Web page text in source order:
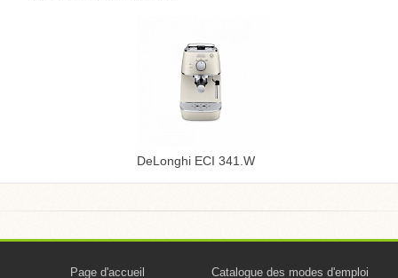
DeLonghi ECI 341.W
Page d'accueil Catalogue des modes d'emploi